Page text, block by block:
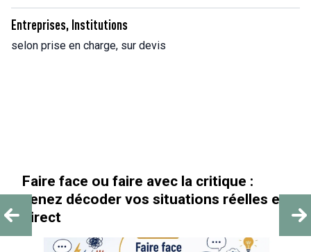
Entreprises, Institutions
selon prise en charge, sur devis
face ou faire avec la critique :
décoder vos situations réelles en